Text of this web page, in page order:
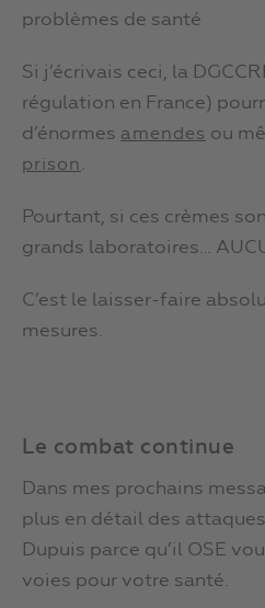
problèmes de santé
Si j’écrivais ceci, la
régulation en France)
d’énormes amendes ou
prison.
Pourtant, si ces crèmes
grands laboratoires…
C’est le laisser-faire
mesures.
Le combat continue
Dans mes prochains
plus en détail des
Dupuis parce qu’il OSE
voies pour votre santé.